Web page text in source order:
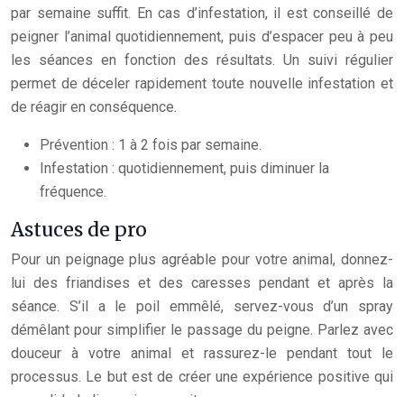
par semaine suffit. En cas d’infestation, il est conseillé de
peigner l’animal quotidiennement, puis d’espacer peu à peu
les séances en fonction des résultats. Un suivi régulier
permet de déceler rapidement toute nouvelle infestation et
de réagir en conséquence.
Prévention : 1 à 2 fois par semaine.
Infestation : quotidiennement, puis diminuer la
fréquence.
Astuces de pro
Pour un peignage plus agréable pour votre animal, donnez-
lui des friandises et des caresses pendant et après la
séance. S’il a le poil emmêlé, servez-vous d’un spray
démêlant pour simplifier le passage du peigne. Parlez avec
douceur à votre animal et rassurez-le pendant tout le
processus. Le but est de créer une expérience positive qui